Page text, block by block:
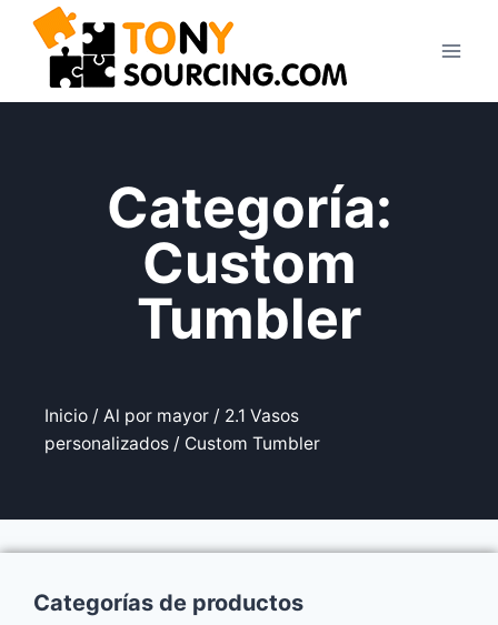
Categoría:
Custom
Tumbler
Inicio / Al por mayor / 2.1 Vasos
personalizados / Custom Tumbler
Categorías de productos